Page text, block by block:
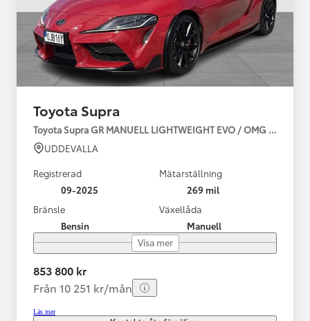
Toyota Supra
Toyota Supra GR MANUELL LIGHTWEIGHT EVO / OMG LEV!
UDDEVALLA
Registrerad
09-2025
Mätarställning
269 mil
Bränsle
Bensin
Växellåda
Manuell
Visa mer
853 800 kr
Från 10 251 kr/mån
Läs mer